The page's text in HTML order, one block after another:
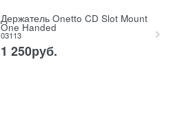
Держатель Onetto CD Slot Mount
One Handed
03113
1 250руб.